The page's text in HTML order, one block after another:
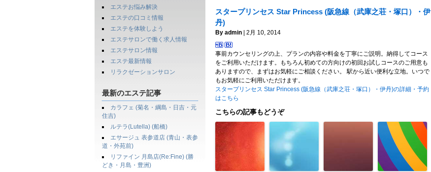
エステお悩み解決
エステの口コミ情報
エステを体験しよう
エステサロンで働く求人情報
エステサロン情報
エステ最新情報
リラクゼーションサロン
最新のエステ記事
カラフェ (菊名・綱島・日吉・元
住吉)
ルテラ(Lutella) (船橋)
エサージュ 表参道店 (青山・表参
道・外苑前)
リファイン 月島店(Re:Fine) (勝
どき・月島・豊洲)
スタープリンセス Star Princess (阪急線（武庫之荘・塚口）・伊
丹)
By admin | 2月 10, 2014
事前カウンセリングの上、プランの内容や料金を丁寧にご説明。納得してコース
をご利用いただけます。もちろん初めての方向けの初回お試しコースのご用意も
ありますので、まずはお気軽にご相談ください。 駅から近い便利な立地。いつで
もお気軽にご利用いただけます。
スタープリンセス Star Princess (阪急線（武庫之荘・塚口）・伊丹)の詳細・予約
はこちら
こちらの記事もどうぞ